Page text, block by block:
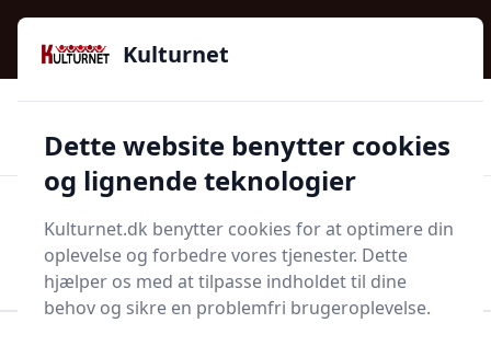
Kulturnet - Alt Det Gode I Livet | Din Kulturguide Siden
2016
97 kategorier 👍Kun godkendte butikker
Start søgning
Start søgning
Kulturnet
Dette website benytter cookies
og lignende teknologier
Kulturnet.dk benytter cookies for at optimere din
oplevelse og forbedre vores tjenester. Dette
hjælper os med at tilpasse indholdet til dine
behov og sikre en problemfri brugeroplevelse.